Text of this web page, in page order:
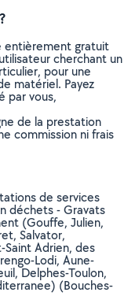
entièrement gratuit
cherchant un
pour une
matériel. Payez
par vous,
de la prestation
commission ni frais
de services
déchets - Gravats
(Gouffe, Julien,
Salvator,
Saint Adrien, des
Lodi, Aune-
Delphes-Toulon,
(Bouches-